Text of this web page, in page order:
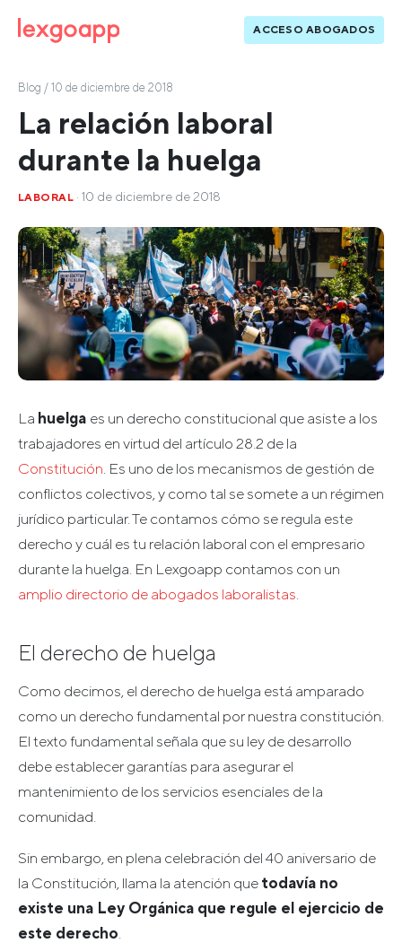
ACCESO ABOGADOS
Blog / 10 de diciembre de 2018
La relación laboral
durante la huelga
LABORAL · 10 de diciembre de 2018
La huelga es un derecho constitucional que asiste a los
trabajadores en virtud del artículo 28.2 de la
Constitución . Es uno de los mecanismos de gestión de
conflictos colectivos, y como tal se somete a un régimen
jurídico particular. Te contamos cómo se regula este
derecho y cuál es tu relación laboral con el empresario
durante la huelga. En Lexgoapp contamos con un
amplio directorio de abogados laboralistas
El derecho de huelga
Como decimos, el derecho de huelga está amparado
como un derecho fundamental por nuestra constitución.
El texto fundamental señala que su ley de desarrollo
debe establecer garantías para asegurar el
mantenimiento de los servicios esenciales de la
comunidad.
Sin embargo, en plena celebración del 40 aniversario de
la Constitución, llama la atención que todavía no
existe una Ley Orgánica que regule el ejercicio de
este derecho